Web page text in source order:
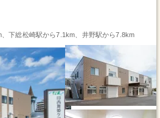
下総松崎駅から7.1km、井野駅から7.8km